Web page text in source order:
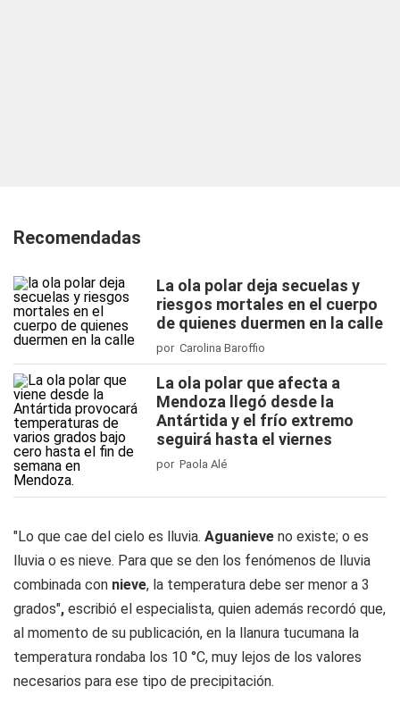
Recomendadas
La ola polar deja secuelas y
riesgos mortales en el cuerpo
de quienes duermen en la calle
por Carolina Baroffio
La ola polar que afecta a
Mendoza llegó desde la
Antártida y el frío extremo
seguirá hasta el viernes
por Paola Alé
"Lo que cae del cielo es lluvia. Aguanieve no existe; o es
lluvia o es nieve. Para que se den los fenómenos de lluvia
combinada con nieve, la temperatura debe ser menor a 3
grados", escribió el especialista, quien además recordó que,
al momento de su publicación, en la llanura tucumana la
temperatura rondaba los 10 °C, muy lejos de los valores
necesarios para ese tipo de precipitación.